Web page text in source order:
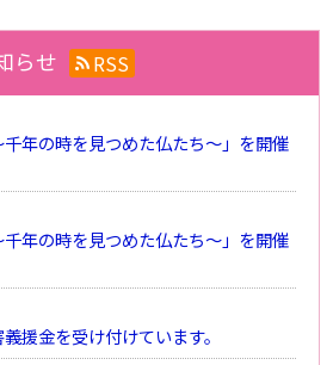
らせ RSS
年の時を見つめた仏たち～」を開催
年の時を見つめた仏たち～」を開催
援金を受け付けています。